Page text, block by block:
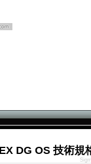
DG OS 技術規